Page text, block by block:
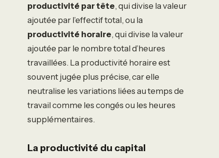
productivité par tête, qui divise la valeur
ajoutée par l’effectif total, ou la
productivité horaire, qui divise la valeur
ajoutée par le nombre total d’heures
travaillées. La productivité horaire est
souvent jugée plus précise, car elle
neutralise les variations liées au temps de
travail comme les congés ou les heures
supplémentaires.
La productivité du capital